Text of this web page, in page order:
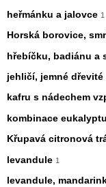
heřmánku a jalovce 1
Horská borovice,
hřebíčku, badiánu a
jehličí, jemné
kafru s nádechem
kombinace
Křupavá citronová
levandule 1
levandule,